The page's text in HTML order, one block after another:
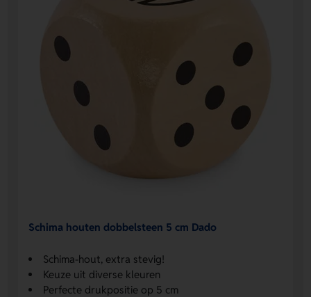
Schima houten dobbelsteen 5 cm Dado
Schima-hout, extra stevig!
Keuze uit diverse kleuren
Perfecte drukpositie op 5 cm